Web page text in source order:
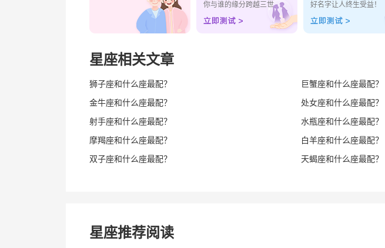
你与谁的缘分跨越三世 好名字让人终生受益！
星座相关文章
狮子座和什么座最配？
巨蟹座和什么座最配？
金牛座和什么座最配？
处女座和什么座最配？
射手座和什么座最配？
水瓶座和什么座最配？
摩羯座和什么座最配？
白羊座和什么座最配？
双子座和什么座最配？
天蝎座和什么座最配？
星座推荐阅读